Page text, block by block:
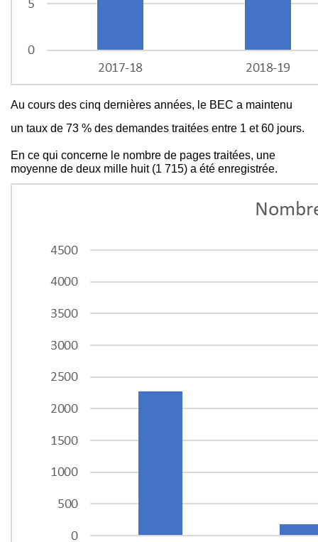
Au cours des cinq dernières années, le BEC a maintenu
un taux de 73 % des demandes traitées entre 1 et 60 jours.
En ce qui concerne le nombre de pages traitées, une
moyenne de deux mille huit (1 715) a été enregistrée.